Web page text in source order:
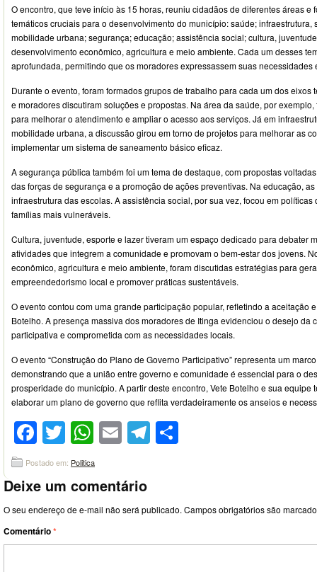
O encontro, que teve início às 15 horas, reuniu cidadãos de diferentes áreas e
temáticos cruciais para o desenvolvimento do município: saúde; infraestrutura,
mobilidade urbana; segurança; educação; assistência social; cultura,
desenvolvimento econômico, agricultura e meio ambiente. Cada um desses
aprofundada, permitindo que os moradores expressassem suas necessidades
Durante o evento, foram formados grupos de trabalho para cada um dos eixos
e moradores discutiram soluções e propostas. Na área da saúde, por
para melhorar o atendimento e ampliar o acesso aos serviços. Já em
mobilidade urbana, a discussão girou em torno de projetos para melhorar as
implementar um sistema de saneamento básico eficaz.
A segurança pública também foi um tema de destaque, com propostas
das forças de segurança e a promoção de ações preventivas. Na educação,
infraestrutura das escolas. A assistência social, por sua vez, focou em
famílias mais vulneráveis.
Cultura, juventude, esporte e lazer tiveram um espaço dedicado para debater
atividades que integrem a comunidade e promovam o bem-estar dos jovens.
econômico, agricultura e meio ambiente, foram discutidas estratégias para
empreendedorismo local e promover práticas sustentáveis.
O evento contou com uma grande participação popular, refletindo a aceitação
Botelho. A presença massiva dos moradores de Itinga evidenciou o desejo da
participativa e comprometida com as necessidades locais.
O evento “Construção do Plano de Governo Participativo” representa um
demonstrando que a união entre governo e comunidade é essencial para o
prosperidade do município. A partir deste encontro, Vete Botelho e sua equipe
elaborar um plano de governo que reflita verdadeiramente os anseios e
Facebook
Twitter
WhatsApp
EmailTelegram
Postado em: Politica
Deixe um comentário
O seu endereço de e-mail não será publicado. Campos obrigatórios são
Comentário*